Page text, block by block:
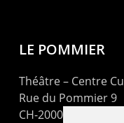
LE POMMIER
Théâtre – Centre
Rue du Pommier 9
CH-2000 Neuchâtel